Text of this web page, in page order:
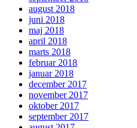
august 2018
juni 2018
maj 2018
april 2018
marts 2018
februar 2018
januar 2018
december 2017
november 2017
oktober 2017
september 2017